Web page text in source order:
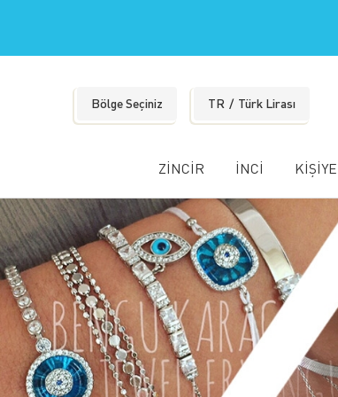
Bölge Seçiniz TR Türk Lirası
ZİNCİR İNCİ